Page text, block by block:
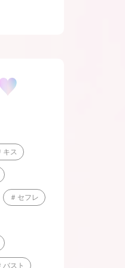
キス
セフレ
バスト